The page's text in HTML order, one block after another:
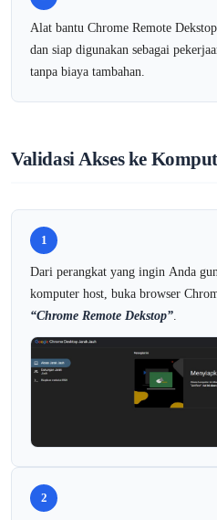
Alat bantu Chrome Remote
dan siap digunakan sebagai
tanpa biaya tambahan.
Validasi Akses ke
1
Dari perangkat yang ingin Anda
komputer host, buka browser
“Chrome Remote Dekstop”.
2